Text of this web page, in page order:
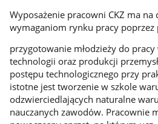
Wyposażenie pracowni CKZ ma na
wymaganiom rynku pracy poprzez
przygotowanie młodzieży do
technologii oraz produkcji
postępu technologicznego przy
istotne jest tworzenie w szkole
odzwierciedlających naturalne
nauczanych zawodów. Pracownie